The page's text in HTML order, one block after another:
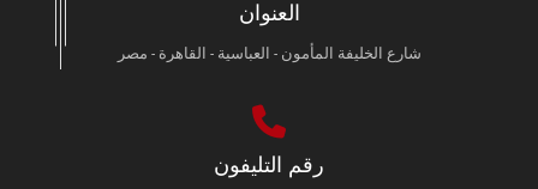
العنوان
شارع الخليفة المأمون - العباسية - القاهرة - مصر
رقم التليفون